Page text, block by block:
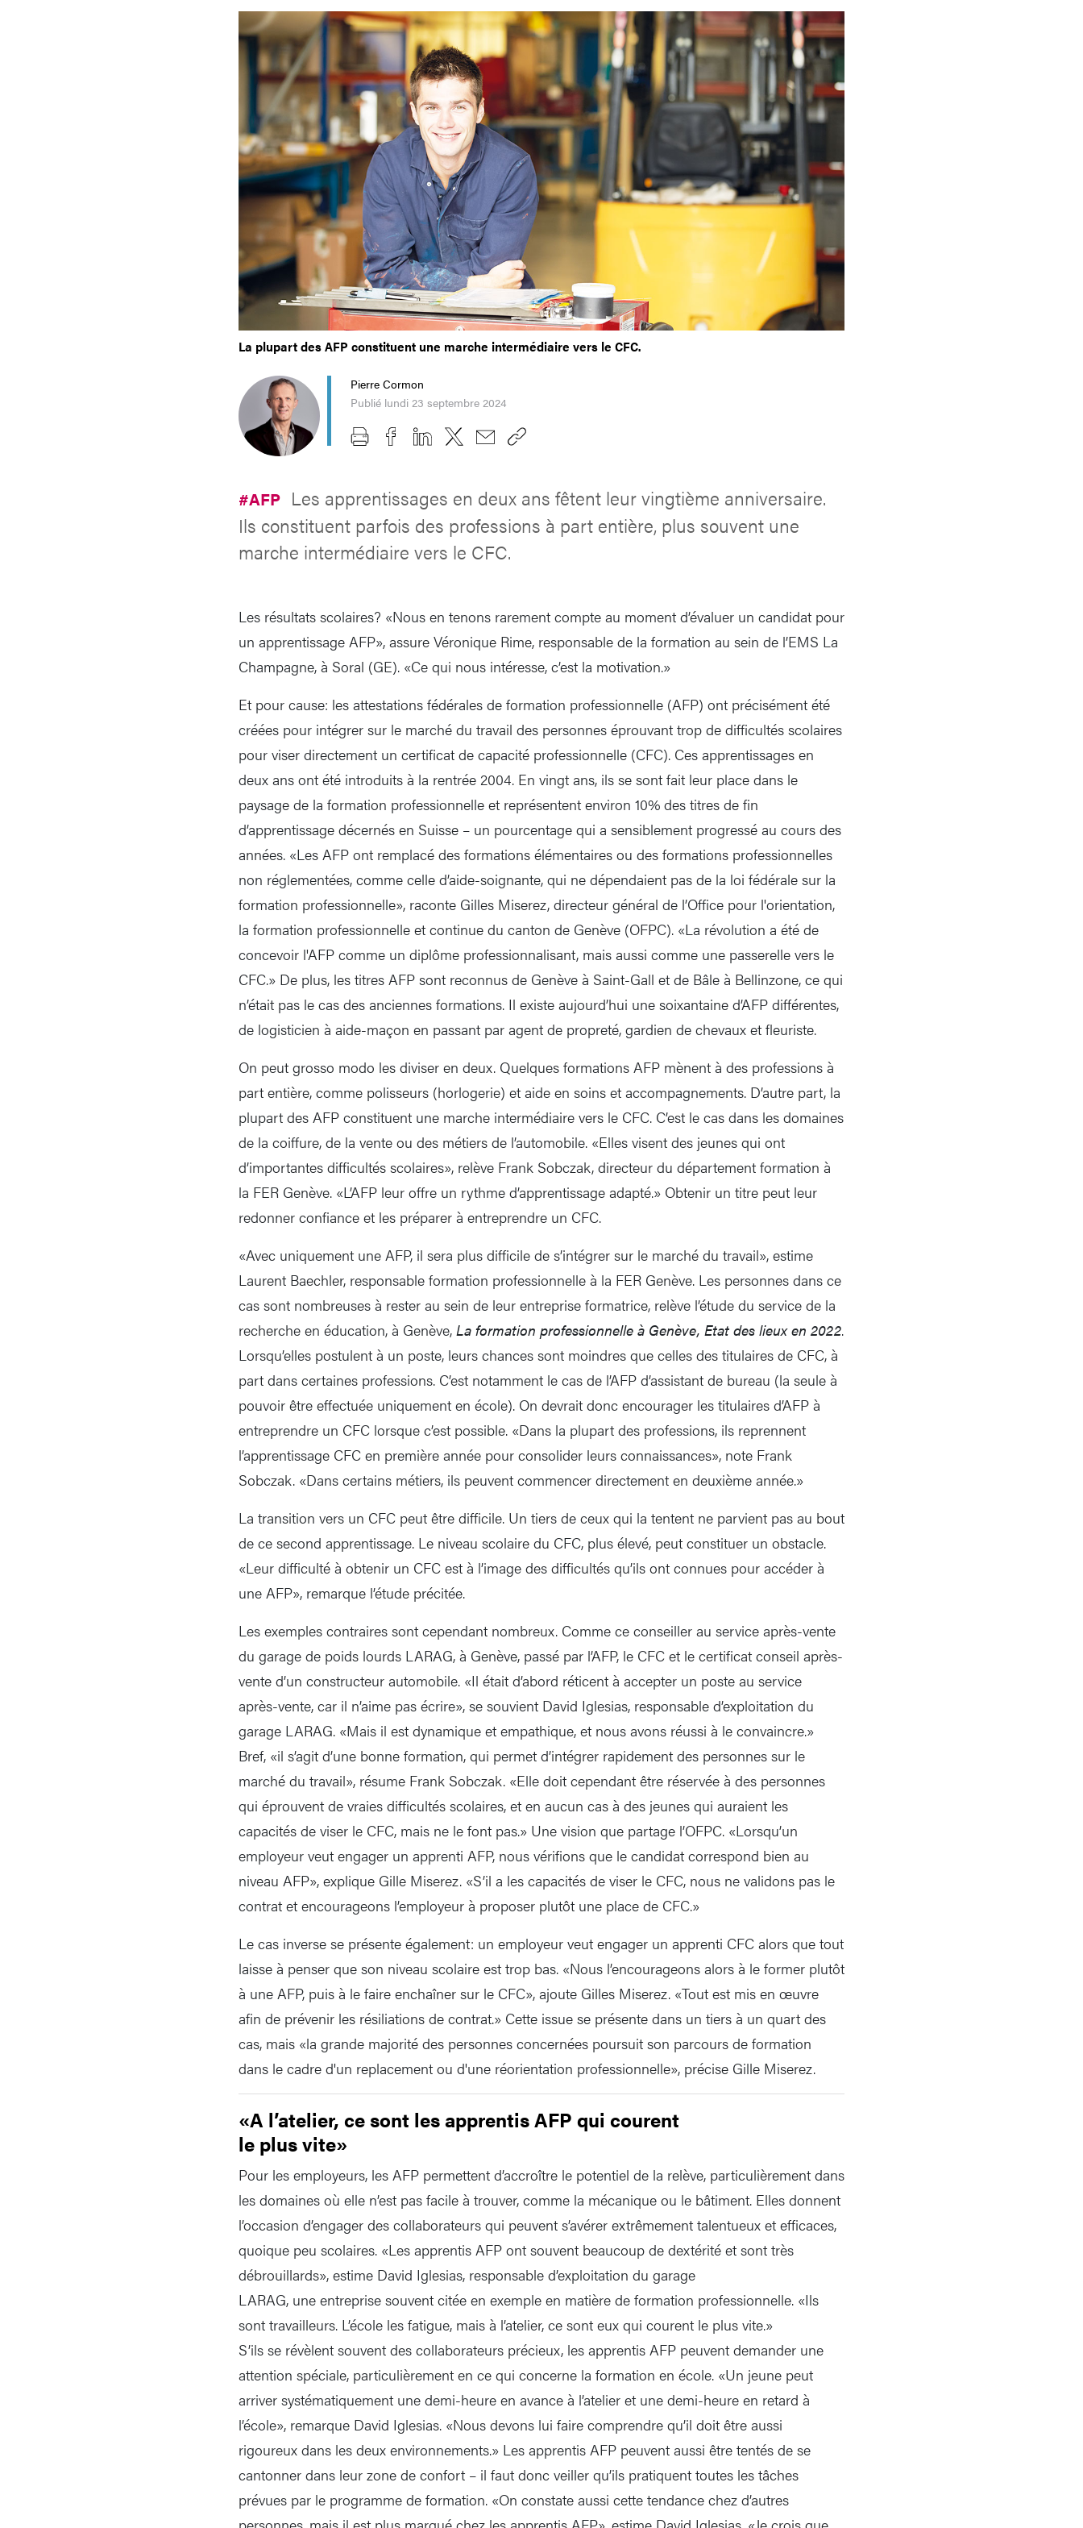
La plupart des AFP constituent une marche intermédiaire vers le CFC.
Pierre Cormon
Publié lundi 23 septembre 2024
#AFP Les apprentissages en deux ans fêtent leur vingtième anniversaire.
Ils constituent parfois des professions à part entière, plus souvent une
marche intermédiaire vers le CFC.
Les résultats scolaires? «Nous en tenons rarement compte au moment d’évaluer un candidat pour
un apprentissage AFP», assure Véronique Rime, responsable de la formation au sein de l’EMS La
Champagne, à Soral (GE). «Ce qui nous intéresse, c’est la motivation.»
Et pour cause: les attestations fédérales de formation professionnelle (AFP) ont précisément été
créées pour intégrer sur le marché du travail des personnes éprouvant trop de difficultés scolaires
pour viser directement un certificat de capacité professionnelle (CFC). Ces apprentissages en
deux ans ont été introduits à la rentrée 2004. En vingt ans, ils se sont fait leur place dans le
paysage de la formation professionnelle et représentent environ 10% des titres de fin
d’apprentissage décernés en Suisse – un pourcentage qui a sensiblement progressé au cours des
années. «Les AFP ont remplacé des formations élémentaires ou des formations professionnelles
non réglementées, comme celle d’aide-soignante, qui ne dépendaient pas de la loi fédérale sur la
formation professionnelle», raconte Gilles Miserez, directeur général de l’Office pour l'orientation,
la formation professionnelle et continue du canton de Genève (OFPC). «La révolution a été de
concevoir l'AFP comme un diplôme professionnalisant, mais aussi comme une passerelle vers le
CFC.» De plus, les titres AFP sont reconnus de Genève à Saint-Gall et de Bâle à Bellinzone, ce qui
n’était pas le cas des anciennes formations. Il existe aujourd’hui une soixantaine d’AFP différentes,
de logisticien à aide-maçon en passant par agent de propreté, gardien de chevaux et fleuriste.
On peut grosso modo les diviser en deux. Quelques formations AFP mènent à des professions à
part entière, comme polisseurs (horlogerie) et aide en soins et accompagnements. D’autre part, la
plupart des AFP constituent une marche intermédiaire vers le CFC. C’est le cas dans les domaines
de la coiffure, de la vente ou des métiers de l’automobile. «Elles visent des jeunes qui ont
d’importantes difficultés scolaires», relève Frank Sobczak, directeur du département formation à
la FER Genève. «L’AFP leur offre un rythme d’apprentissage adapté.» Obtenir un titre peut leur
redonner confiance et les préparer à entreprendre un CFC.
«Avec uniquement une AFP, il sera plus difficile de s’intégrer sur le marché du travail», estime
Laurent Baechler, responsable formation professionnelle à la FER Genève. Les personnes dans ce
cas sont nombreuses à rester au sein de leur entreprise formatrice, relève l’étude du service de la
recherche en éducation, à Genève, La formation professionnelle à Genève, Etat des lieux en 2022.
Lorsqu’elles postulent à un poste, leurs chances sont moindres que celles des titulaires de CFC, à
part dans certaines professions. C’est notamment le cas de l’AFP d’assistant de bureau (la seule à
pouvoir être effectuée uniquement en école). On devrait donc encourager les titulaires d’AFP à
entreprendre un CFC lorsque c’est possible. «Dans la plupart des professions, ils reprennent
l’apprentissage CFC en première année pour consolider leurs connaissances», note Frank
Sobczak. «Dans certains métiers, ils peuvent commencer directement en deuxième année.»
La transition vers un CFC peut être difficile. Un tiers de ceux qui la tentent ne parvient pas au bout
de ce second apprentissage. Le niveau scolaire du CFC, plus élevé, peut constituer un obstacle.
«Leur difficulté à obtenir un CFC est à l’image des difficultés qu’ils ont connues pour accéder à
une AFP», remarque l’étude précitée.
Les exemples contraires sont cependant nombreux. Comme ce conseiller au service après-vente
du garage de poids lourds LARAG, à Genève, passé par l’AFP, le CFC et le certificat conseil après-
vente d’un constructeur automobile. «Il était d’abord réticent à accepter un poste au service
après-vente, car il n’aime pas écrire», se souvient David Iglesias, responsable d’exploitation du
garage LARAG. «Mais il est dynamique et empathique, et nous avons réussi à le convaincre.»
Bref, «il s’agit d’une bonne formation, qui permet d’intégrer rapidement des personnes sur le
marché du travail», résume Frank Sobczak. «Elle doit cependant être réservée à des personnes
qui éprouvent de vraies difficultés scolaires, et en aucun cas à des jeunes qui auraient les
capacités de viser le CFC, mais ne le font pas.» Une vision que partage l’OFPC. «Lorsqu’un
employeur veut engager un apprenti AFP, nous vérifions que le candidat correspond bien au
niveau AFP», explique Gille Miserez. «S’il a les capacités de viser le CFC, nous ne validons pas le
contrat et encourageons l’employeur à proposer plutôt une place de CFC.»
Le cas inverse se présente également: un employeur veut engager un apprenti CFC alors que tout
laisse à penser que son niveau scolaire est trop bas. «Nous l’encourageons alors à le former plutôt
à une AFP, puis à le faire enchaîner sur le CFC», ajoute Gilles Miserez. «Tout est mis en œuvre
afin de prévenir les résiliations de contrat.» Cette issue se présente dans un tiers à un quart des
cas, mais «la grande majorité des personnes concernées poursuit son parcours de formation
dans le cadre d'un replacement ou d'une réorientation professionnelle», précise Gille Miserez.
«A l’atelier, ce sont les apprentis AFP qui courent
le plus vite»
Pour les employeurs, les AFP permettent d’accroître le potentiel de la relève, particulièrement dans
les domaines où elle n’est pas facile à trouver, comme la mécanique ou le bâtiment. Elles donnent
l’occasion d’engager des collaborateurs qui peuvent s’avérer extrêmement talentueux et efficaces,
quoique peu scolaires. «Les apprentis AFP ont souvent beaucoup de dextérité et sont très
débrouillards», estime David Iglesias, responsable d’exploitation du garage
LARAG, une entreprise souvent citée en exemple en matière de formation professionnelle. «Ils
sont travailleurs. L’école les fatigue, mais à l’atelier, ce sont eux qui courent le plus vite.»
S’ils se révèlent souvent des collaborateurs précieux, les apprentis AFP peuvent demander une
attention spéciale, particulièrement en ce qui concerne la formation en école. «Un jeune peut
arriver systématiquement une demi-heure en avance à l’atelier et une demi-heure en retard à
l’école», remarque David Iglesias. «Nous devons lui faire comprendre qu’il doit être aussi
rigoureux dans les deux environnements.» Les apprentis AFP peuvent aussi être tentés de se
cantonner dans leur zone de confort – il faut donc veiller qu’ils pratiquent toutes les tâches
prévues par le programme de formation. «On constate aussi cette tendance chez d’autres